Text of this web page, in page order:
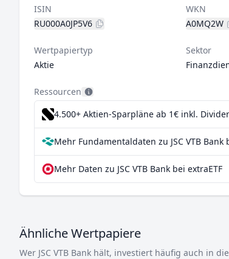
ISIN
RU000A0JP5V6
WKN
A0MQ2W
Wertpapiertyp
Aktie
Sektor
Ressourcen
4.500+ Aktien-Sparpläne ab 1€ inkl.
Mehr Fundamentaldaten zu JSC VTB Bank
Mehr Daten zu JSC VTB Bank bei extraETF
Ähnliche Wertpapiere
Wer JSC VTB Bank hält, investiert häufig auch in